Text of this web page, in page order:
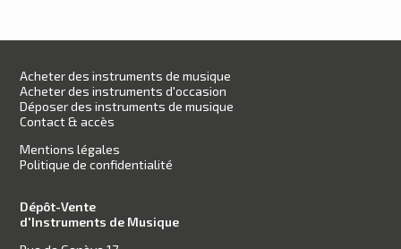
Acheter des instruments de musique
Acheter des instruments d'occasion
Déposer des instruments de musique
Contact & accès
Mentions légales
Politique de confidentialité
Dépôt-Vente
d'Instruments de Musique